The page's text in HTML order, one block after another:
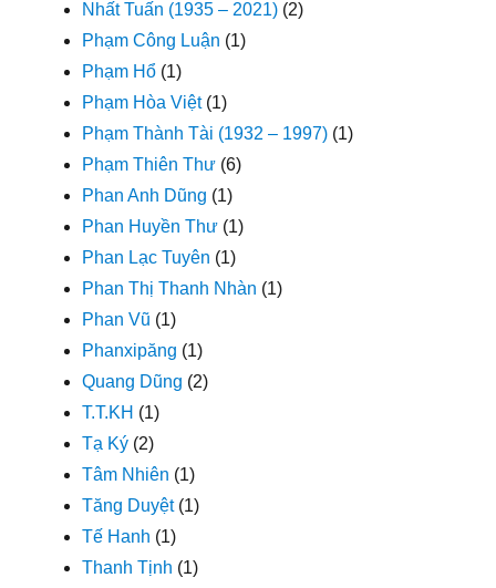
Nhất Tuấn (1935 – 2021) (2)
Phạm Công Luận (1)
Phạm Hổ (1)
Phạm Hòa Việt(1)
Phạm Thành Tài (1932 – 1997) (1)
Phạm Thiên Thư (6)
Phan Anh Dũng (1)
Phan Huyền Thư (1)
Phan Lạc Tuyên (1)
Phan Thị Thanh Nhàn (1)
Phan Vũ (1)
Phanxipăng (1)
Quang Dũng (2)
T.T.KH (1)
Tạ Ký (2)
Tâm Nhiên (1)
Tăng Duyệt(1)
Tế Hanh (1)
Thanh Tịnh (1)